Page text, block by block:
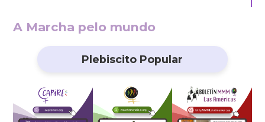
A Marcha pelo mundo
Plebiscito Popular